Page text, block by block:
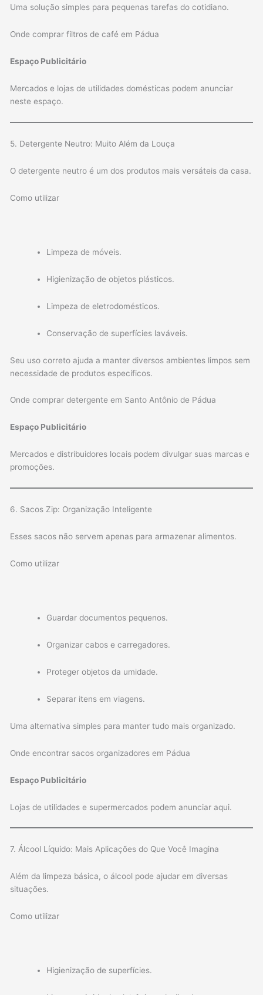
Uma solução simples para pequenas tarefas do cotidiano.
Onde comprar filtros de café em Pádua
Espaço Publicitário
Mercados e lojas de utilidades domésticas podem anunciar
neste espaço.
5. Detergente Neutro: Muito Além da Louça
O detergente neutro é um dos produtos mais versáteis da casa.
Como utilizar
Limpeza de móveis.
Higienização de objetos plásticos.
Limpeza de eletrodomésticos.
Conservação de superfícies laváveis.
Seu uso correto ajuda a manter diversos ambientes limpos sem
necessidade de produtos específicos.
Onde comprar detergente em Santo Antônio de Pádua
Espaço Publicitário
Mercados e distribuidores locais podem divulgar suas marcas e
promoções.
6. Sacos Zip: Organização Inteligente
Esses sacos não servem apenas para armazenar alimentos.
Como utilizar
Guardar documentos pequenos.
Organizar cabos e carregadores.
Proteger objetos da umidade.
Separar itens em viagens.
Uma alternativa simples para manter tudo mais organizado.
Onde encontrar sacos organizadores em Pádua
Espaço Publicitário
Lojas de utilidades e supermercados podem anunciar aqui.
7. Álcool Líquido: Mais Aplicações do Que Você Imagina
Além da limpeza básica, o álcool pode ajudar em diversas
situações.
Como utilizar
Higienização de superfícies.